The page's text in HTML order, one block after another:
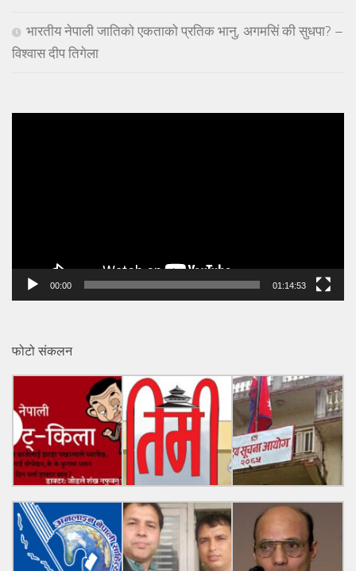
भारतीय नेपाली जातिको एकताको प्रतिक भानु, अगमसिं की सुधपा? –
विश्वास दीप तिगेला
00:00 01:14:53
फोटो संकलन